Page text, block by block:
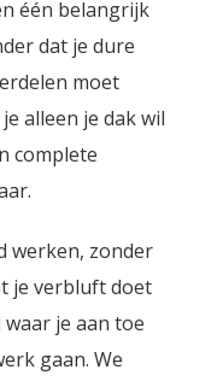
één belangrijk
dat je dure
moet
alleen je dak wil
complete
werken, zonder
je verbluft doet
je aan toe
gaan. We